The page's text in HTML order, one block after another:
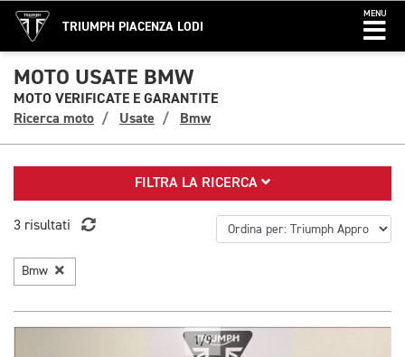
TRIUMPH PIACENZA LODI
MENU
MOTO USATE BMW
MOTO VERIFICATE E GARANTITE
Ricerca moto
Usate Bmw
FILTRA LA RICERCA
3 risultati
Bmw
1/9